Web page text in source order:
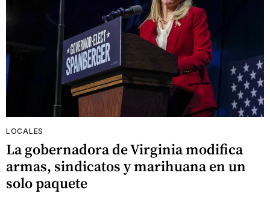
LOCALES
La gobernadora de Virginia modifica
armas, sindicatos y marihuana en un
solo paquete